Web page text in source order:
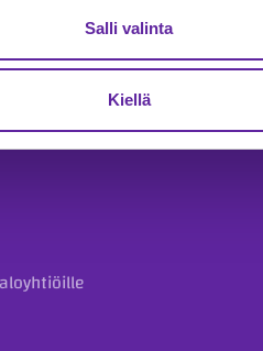
Salli valinta
Kiellä